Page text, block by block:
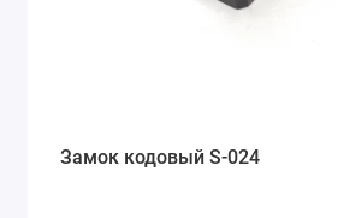
Замок кодовый S-024